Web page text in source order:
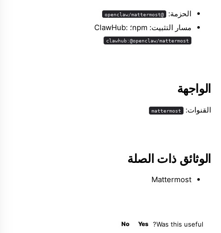
الحزمة: @openclaw/mattermost
مسار التثبيت: npm؛ ClawHub:
clawhub:@openclaw/mattermost
الواجهة
القنوات: mattermost
الوثائق ذات الصلة
Mattermost
Was this useful?
Yes
No